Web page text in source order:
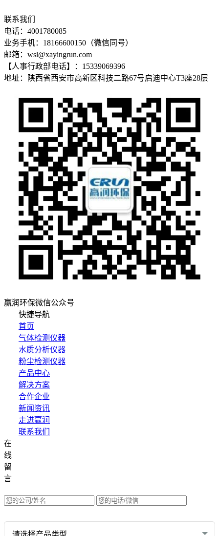
联系我们
电话：4001780085
业务手机：18166600150（微信同号）
邮箱：wsl@xayingrun.com
【人事行政部电话】：15339069396
地址：陕西省西安市高新区科技二路67号启迪中心T3座28层
赢润环保微信公众号
快捷导航
首页
气体检测仪器
水质分析仪器
粉尘检测仪器
产品中心
解决方案
合作企业
新闻资讯
走进赢润
联系我们
在
线
留
言